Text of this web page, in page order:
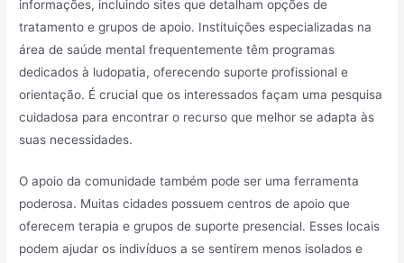
informações, incluindo sites que detalham opções de
tratamento e grupos de apoio. Instituições especializadas na
área de saúde mental frequentemente têm programas
dedicados à ludopatia, oferecendo suporte profissional e
orientação. É crucial que os interessados façam uma pesquisa
cuidadosa para encontrar o recurso que melhor se adapta às
suas necessidades.
O apoio da comunidade também pode ser uma ferramenta
poderosa. Muitas cidades possuem centros de apoio que
oferecem terapia e grupos de suporte presencial. Esses locais
podem ajudar os indivíduos a se sentirem menos isolados e